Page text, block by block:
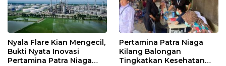
Nyala Flare Kian Mengecil,
Bukti Nyata Inovasi
Pertamina Patra Niaga
Pertamina Patra Niaga
Kilang Balongan
Tingkatkan Kesehatan